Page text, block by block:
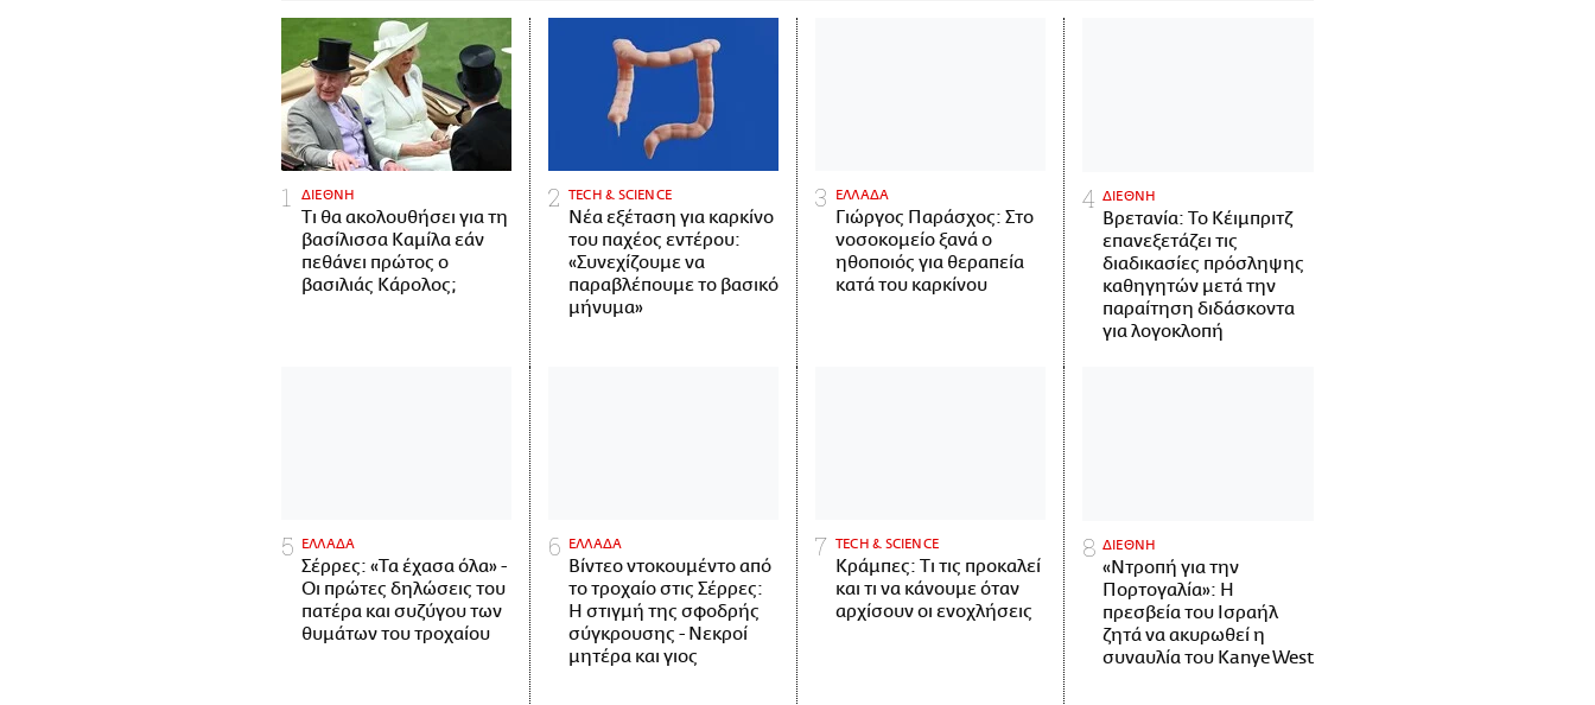
ΔΙΕΘΝΗ
Τι θα ακολουθήσει για τη
βασίλισσα Καμίλα εάν
πεθάνει πρώτος ο
βασιλιάς Κάρολος;
ΤECH & SCIENCE
Νέα εξέταση για καρκίνο
του παχέος εντέρου:
«Συνεχίζουμε να
παραβλέπουμε το βασικό
μήνυμα»
ΕΛΛΑΔΑ
Γιώργος Παράσχος: Στο
νοσοκομείο ξανά ο
ηθοποιός για θεραπεία
κατά του καρκίνου
ΔΙΕΘΝΗ
Βρετανία: Το Κέιμπριτζ
επανεξετάζει τις
διαδικασίες πρόσληψης
καθηγητών μετά την
παραίτηση διδάσκοντα
για λογοκλοπή
ΕΛΛΑΔΑ
Σέρρες: «Τα έχασα όλα» -
Οι πρώτες δηλώσεις του
πατέρα και συζύγου των
θυμάτων του τροχαίου
ΕΛΛΑΔΑ
Βίντεο ντοκουμέντο από
το τροχαίο στις Σέρρες:
Η στιγμή της σφοδρής
σύγκρουσης - Νεκροί
μητέρα και γιος
ΤECH & SCIENCE
Κράμπες: Τι τις προκαλεί
και τι να κάνουμε όταν
αρχίσουν οι ενοχλήσεις
ΔΙΕΘΝΗ
«Ντροπή για την
Πορτογαλία»: Η
πρεσβεία του Ισραήλ
ζητά να ακυρωθεί η
συναυλία του Kanye West